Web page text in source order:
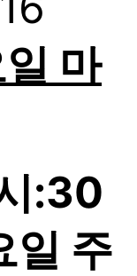
마
:30
일 주